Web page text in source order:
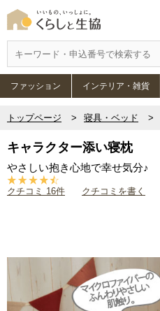
ファッション インテリア・雑貨
トップページ 寝具・ベッド
キャラクター添い寝枕
やさしい抱き心地で幸せ気分♪
クチコミ 16件 クチコミを書く